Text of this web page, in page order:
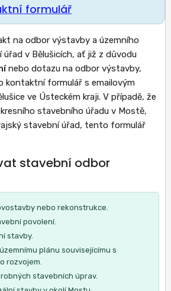
formulář
na odbor výstavby a územního
úřad v Bělušicích, ať již z důvodu
nebo dotazu na odbor výstavby,
formulář s emailovým
ve Ústeckém kraji. V případě, že
stavebního úřadu v Mostě,
stavební úřad, tento formulář
stavební odbor
nebo rekonstrukce.
povolení.
stavby.
plánu souvisejícímu s
rozvojem.
stavebních úprav.